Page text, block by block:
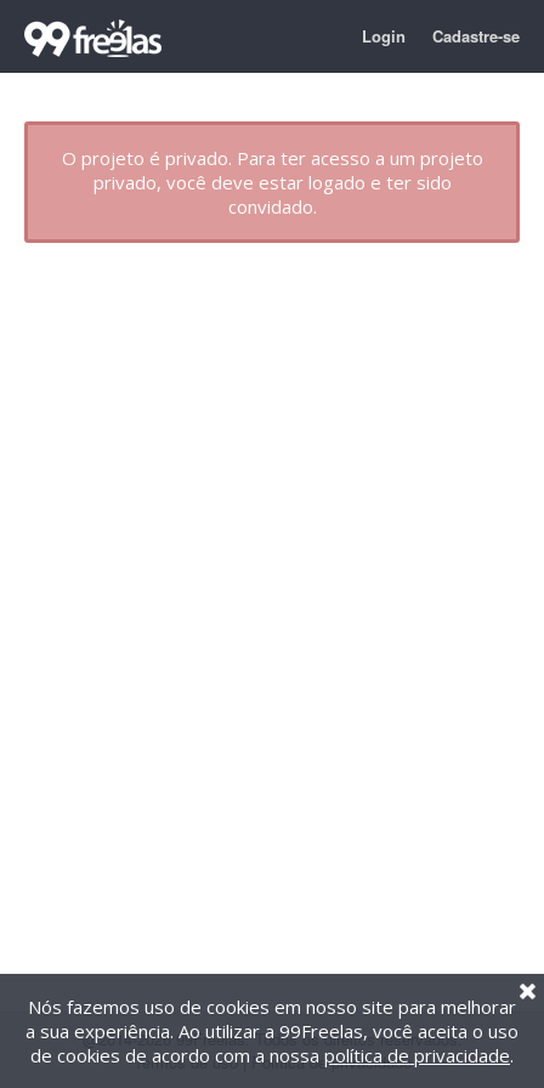
Login Cadastre-se
O projeto é privado. Para ter acesso a um projeto
privado, você deve estar logado e ter sido
convidado.
@2014-2026 99Freelas. Todos os direitos reservados.
Termos de uso| Política de privacidade
Nós fazemos uso de cookies em nosso site para melhorar
a sua experiência. Ao utilizar a 99Freelas, você aceita o uso
de cookies de acordo com a nossa política de privacidade.